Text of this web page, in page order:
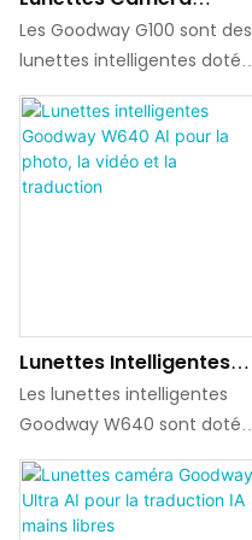
étui de chargement haute
capacité pour une utilisation
Intelligentes Goodway
G100 Pour
Et Vidéo
Les Goodway G100 sont des
lunettes intelligentes
d'une caméra IA, conçues
pour l'enregistrement photo
et vidéo mains libres,
intégrant une caméra de 5
marchés mondiaux et
chinois.
Lunettes Intelligentes
Goodway W640 AI Pour
La Photo, La Vidéo Et La
Les lunettes intelligentes
Goodway W640 sont
d'une caméra Sony 8MP
(compatible avec la prise
de photos 32MP), du